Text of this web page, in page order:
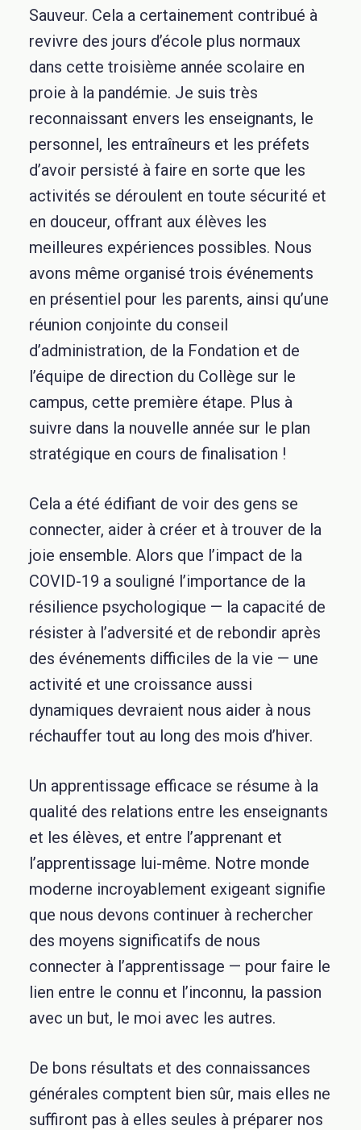
Sauveur. Cela a certainement contribué à
revivre des jours d’école plus normaux
dans cette troisième année scolaire en
proie à la pandémie. Je suis très
reconnaissant envers les enseignants, le
personnel, les entraîneurs et les préfets
d’avoir persisté à faire en sorte que les
activités se déroulent en toute sécurité et
en douceur, offrant aux élèves les
meilleures expériences possibles. Nous
avons même organisé trois événements
en présentiel pour les parents, ainsi qu’une
réunion conjointe du conseil
d’administration, de la Fondation et de
l’équipe de direction du Collège sur le
campus, cette première étape. Plus à
suivre dans la nouvelle année sur le plan
stratégique en cours de finalisation !
Cela a été édifiant de voir des gens se
connecter, aider à créer et à trouver de la
joie ensemble. Alors que l’impact de la
COVID-19 a souligné l’importance de la
résilience psychologique — la capacité de
résister à l’adversité et de rebondir après
des événements difficiles de la vie — une
activité et une croissance aussi
dynamiques devraient nous aider à nous
réchauffer tout au long des mois d’hiver.
Un apprentissage efficace se résume à la
qualité des relations entre les enseignants
et les élèves, et entre l’apprenant et
l’apprentissage lui-même. Notre monde
moderne incroyablement exigeant signifie
que nous devons continuer à rechercher
des moyens significatifs de nous
connecter à l’apprentissage — pour faire le
lien entre le connu et l’inconnu, la passion
avec un but, le moi avec les autres.
De bons résultats et des connaissances
générales comptent bien sûr, mais elles ne
suffiront pas à elles seules à préparer nos